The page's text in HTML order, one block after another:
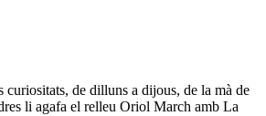
curiositats, de dilluns a dijous, de la mà de
li agafa el relleu Oriol March amb La